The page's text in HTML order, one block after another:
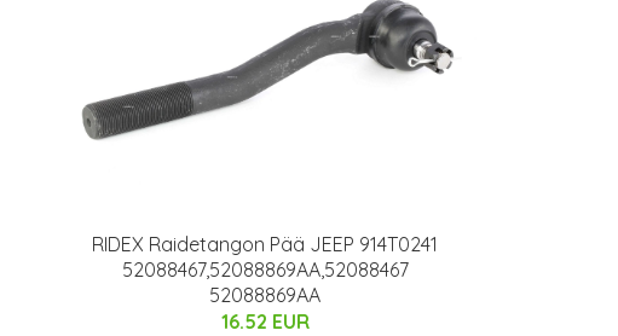
RIDEX Raidetangon Pää JEEP 914T0241
52088467,52088869AA,52088467
52088869AA
16.52 EUR